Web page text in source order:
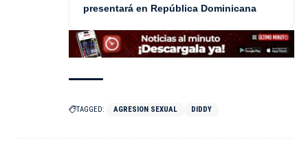
presentará en República Dominicana
TAGGED: AGRESION SEXUAL DIDDY